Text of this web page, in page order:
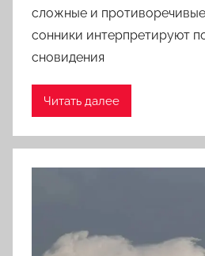
сложные и противоречивые
сонники интерпретируют
сновидения
Читать далее